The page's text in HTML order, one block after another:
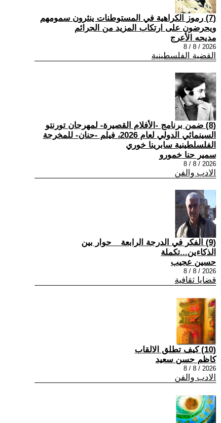
(7) رموز الكراهية في المستوطنات ينثرون سمومهم
ويحرضون على ارتكاب المزيد من الجرائم
مديحه الأعرج
2026 / 8 / 8
القضية الفلسطينية
(8) ضمن برنامج -الأفلام القصيرة- لمهرجان تورنتو
السينمائي الدولي لعام 2026، فيلم -حنان- للمخرجة
الفلسلطينية سابرينا خوري
سمير حنا خمورو
2026 / 8 / 8
الادب والفن
(9) الفكر في الدرجة الرابعة _ حوار بين
الذكاءين...تكملة
حسين عجيب
2026 / 8 / 8
قضايا ثقافية
(10) كيف تطلق الالقاب
كاظم حسن سعيد
2026 / 8 / 8
الادب والفن